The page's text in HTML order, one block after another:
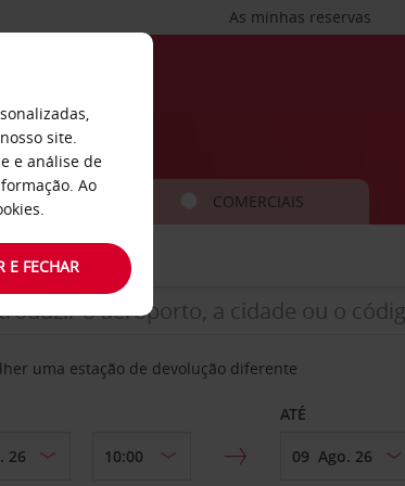
As minhas reservas
CARRO COMERCIAIS
EM
uma estação de devolução diferente
ATÉ
site.
e análise de
Ao
E FECHAR